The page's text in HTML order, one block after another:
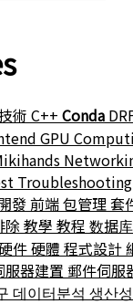
術 C++ Conda
GPU
Troubleshooting
發前端包管理套
除教學 教程 数据库
件硬體 程式設計
服器建置 郵件伺服
데이터분석 생산성